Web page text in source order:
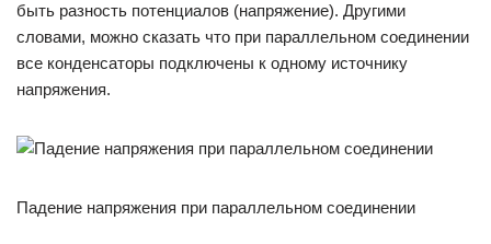
быть разность потенциалов (напряжение). Другими
словами, можно сказать что при параллельном соединении
все конденсаторы подключены к одному источнику
напряжения.
Падение напряжения при параллельном соединении